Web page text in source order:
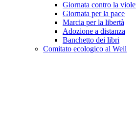
Giornata contro la
Giornata per la pace
Marcia per la libertà
Adozione a distanza
Banchetto dei libri
Comitato ecologico al Weil